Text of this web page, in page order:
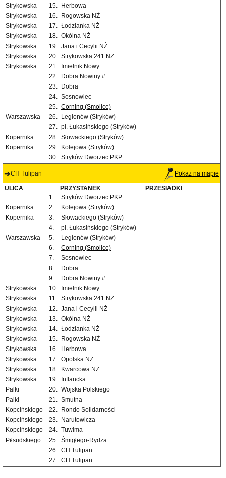
Strykowska
15.
Herbowa
Strykowska
16.
Rogowska NŻ
Strykowska
17. Łodzianka NŻ
Strykowska
18. Okólna NŻ
Strykowska
19. Jana i Cecylii NŻ
Strykowska
20. Strykowska 241 NŻ
Strykowska
21.
Imielnik Nowy
22.
Dobra Nowiny #
23.
Dobra
24. Sosnowiec
25. Corning (Smolice)
Warszawska
26.
Legionów (Stryków)
27. pl. Łukasińskiego (Stryków)
Kopernika
28. Słowackiego (Stryków)
Kopernika
29.
Kolejowa (Stryków)
30. Stryków Dworzec PKP
CH Tulipan Pokaż na mapie
ULICA PRZYSTANEK
PRZESIADKI
1.
Stryków Dworzec PKP
Kopernika
2.
Kolejowa (Stryków)
Kopernika
3.
Słowackiego (Stryków)
4.
pl. Łukasińskiego (Stryków)
Warszawska
5.
Legionów (Stryków)
6.
Corning (Smolice)
7.
Sosnowiec
8.
Dobra
9.
Dobra Nowiny #
Strykowska
10.
Imielnik Nowy
Strykowska
11. Strykowska 241 NŻ
Strykowska
12. Jana i Cecylii NŻ
Strykowska
13. Okólna NŻ
Strykowska
14. Łodzianka NŻ
Strykowska
15.
Rogowska NŻ
Strykowska
16.
Herbowa
Strykowska
17. Opolska NŻ
Strykowska
18.
Kwarcowa NŻ
Strykowska
19.
Inflancka
Palki
20. Wojska Polskiego
Palki
21. Smutna
Kopcińskiego
22.
Rondo Solidarności
Kopcińskiego
23.
Narutowicza
Kopcińskiego
24. Tuwima
Piłsudskiego
25. Śmigłego-Rydza
26. CH Tulipan
27. CH Tulipan